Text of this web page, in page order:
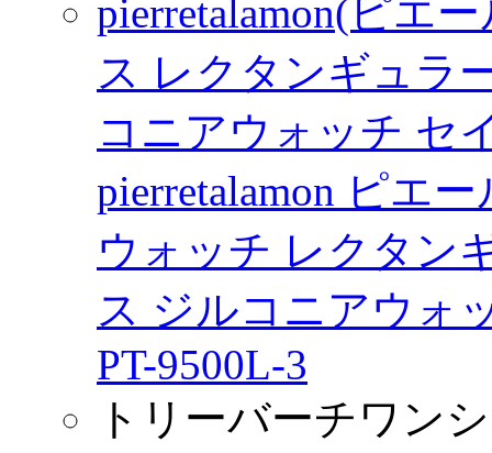
pierretalamon(ピエ
ス レクタンギュラ
コニアウォッチ セ
pierretalamon ピエ
ウォッチ レクタン
ス ジルコニアウォ
PT-9500L-3
トリーバーチワン